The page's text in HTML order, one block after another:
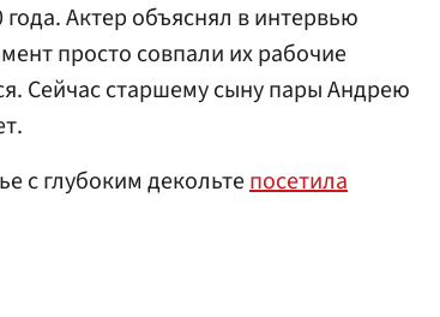
Актер объяснял в интервью
просто совпали их рабочие
Сейчас старшему сыну пары Андрею
с глубоким декольтепосетила